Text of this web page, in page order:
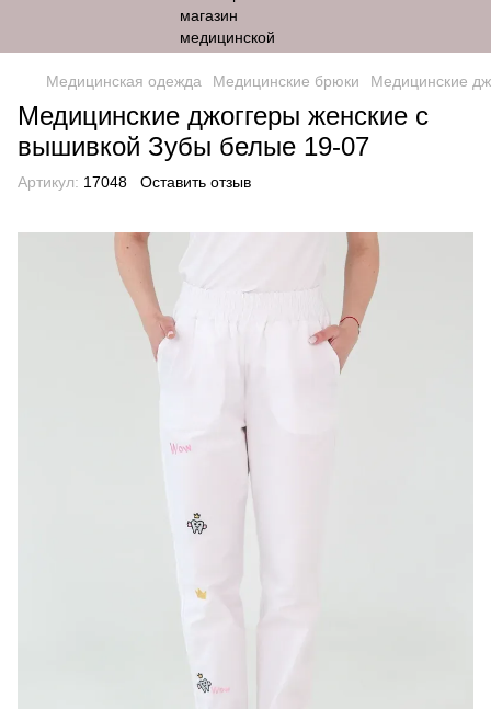
Медицинская одежда Медицинские брюки Медицинские
Медицинские джоггеры женские с
вышивкой Зубы белые 19-07
Артикул: 17048 Оставить отзыв